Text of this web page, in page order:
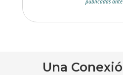
publicadas ante
Una